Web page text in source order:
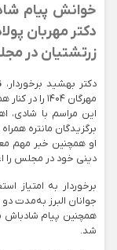
خوانش پیام
دکتر مهربان
زرتشتیان در
دکتر بهشید برخوردار،
مهرگان ۱۴۰۴ را در کنار همکیشان در کرج برگزار کردند.
این مراسم با شادی،
برگزیدگان مانتره
او همچنین خبر مهم
دینی خود در مجلس را
برخوردار به امتیاز
جوانان البرز به‌مدت دو
همچنین پیام شادباش
شد.